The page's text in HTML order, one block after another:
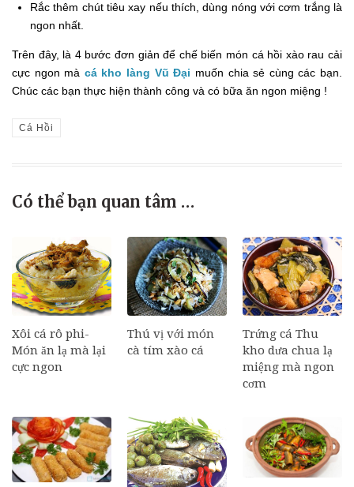
Rắc thêm chút tiêu xay nếu thích, dùng nóng với cơm trắng là
ngon nhất.
Trên đây, là 4 bước đơn giản để chế biến món cá hồi xào rau cải
cực ngon mà cá kho làng Vũ Đại muốn chia sẻ cùng các bạn.
Chúc các bạn thực hiện thành công và có bữa ăn ngon miệng !
Cá Hồi
Có thể bạn quan tâm …
Xôi cá rô phi-
Món ăn lạ mà lại
cực ngon
Thú vị với món
cà tím xào cá
Trứng cá Thu
kho dưa chua lạ
miệng mà ngon
cơm